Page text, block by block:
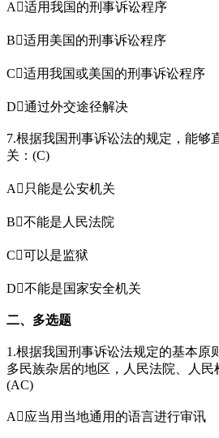
A适用我国的刑事诉讼程序
B适用美国的刑事诉讼程序
C适用我国或美国的刑事诉讼程序
D通过外交途径解决
7.根据我国刑事诉讼法的规定，能够
关：(C)
A只能是公安机关
B不能是人民法院
C可以是监狱
D不能是国家安全机关
二、多选题
1.根据我国刑事诉讼法规定的基本原
多民族杂居的地区，人民法院、人民
(AC)
A应当用当地通用的语言进行审讯